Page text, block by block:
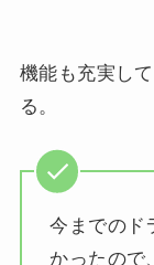
機能も充実し
る。
今までのド
かったので